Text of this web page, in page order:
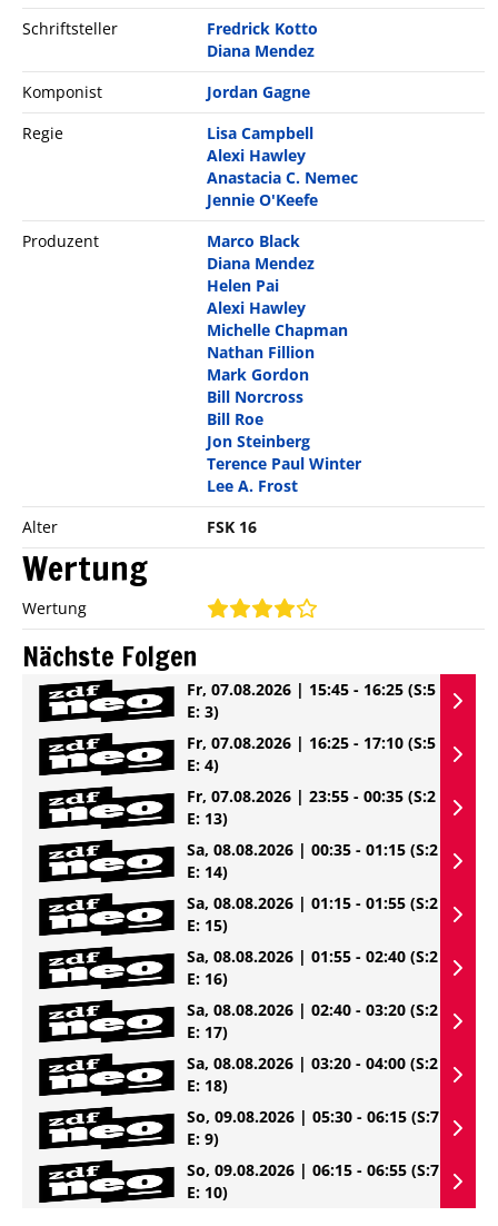
Schriftsteller
Fredrick Kotto
Diana Mendez
Komponist
Jordan Gagne
Regie
Lisa Campbell
Alexi Hawley
Anastacia C. Nemec
Jennie O'Keefe
Produzent
Marco Black
Diana Mendez
Helen Pai
Alexi Hawley
Michelle Chapman
Nathan Fillion
Mark Gordon
Bill Norcross
Bill Roe
Jon Steinberg
Terence Paul Winter
Lee A. Frost
Alter
FSK 16
Wertung
Wertung
Nächste Folgen
Fr, 07.08.2026 | 15:45 - 16:25 (S:5
E: 3)
Fr, 07.08.2026 | 16:25 - 17:10 (S:5
E: 4)
Fr, 07.08.2026 | 23:55 - 00:35 (S:2
E: 13)
Sa, 08.08.2026 | 00:35 - 01:15 (S:2
E: 14)
Sa, 08.08.2026 | 01:15 - 01:55 (S:2
E: 15)
Sa, 08.08.2026 | 01:55 - 02:40 (S:2
E: 16)
Sa, 08.08.2026 | 02:40 - 03:20 (S:2
E: 17)
Sa, 08.08.2026 | 03:20 - 04:00 (S:2
E: 18)
So, 09.08.2026 | 05:30 - 06:15 (S:7
E: 9)
So, 09.08.2026 | 06:15 - 06:55 (S:7
E: 10)